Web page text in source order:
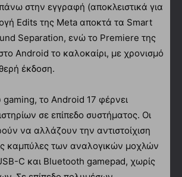
στην εγγραφή (αποκλειστικά για
Edits της Meta αποκτά τα Smart
Separation, ενώ το Premiere της
Android το καλοκαίρι, με χρονισμό
έκδοση.
gaming, το Android 17 φέρνει
σε επίπεδο συστήματος. Οι
να αλλάζουν την αντιστοίχιση
καμπύλες των αναλογικών μοχλών
C και Bluetooth gamepad, χωρίς